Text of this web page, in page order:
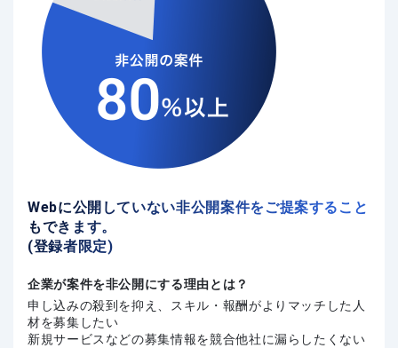
Webに公開していない非公開案件をご提案すること
もできます。
(登録者限定)
企業が案件を非公開にする理由とは？
申し込みの殺到を抑え、スキル・報酬がよりマッチした人
材を募集したい
新規サービスなどの募集情報を競合他社に漏らしたくない